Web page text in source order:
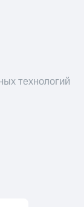
технологий